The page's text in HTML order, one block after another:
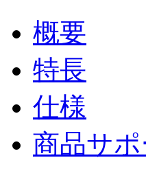
概要
特長
仕様
商品サポ